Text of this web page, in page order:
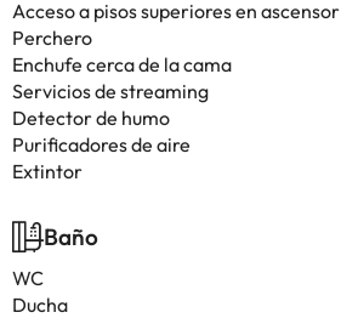
Acceso a pisos superiores en ascensor
Perchero
Enchufe cerca de la cama
Servicios de streaming
Detector de humo
Purificadores de aire
Extintor
Baño
WC
Ducha